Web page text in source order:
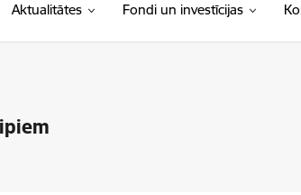
Aktualitātes Fondi un investīcijas